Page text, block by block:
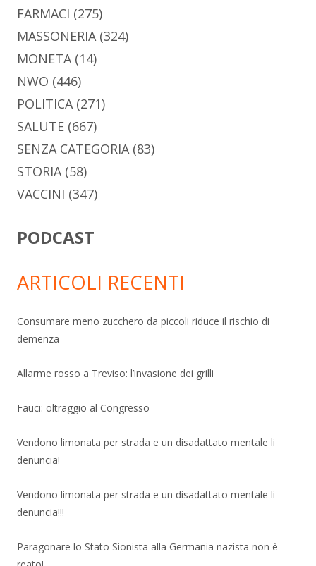
FARMACI (275)
MASSONERIA(324)
MONETA(14)
NWO (446)
POLITICA(271)
SALUTE (667)
SENZA CATEGORIA(83)
STORIA(58)
VACCINI (347)
PODCAST
ARTICOLI RECENTI
Consumare meno zucchero da piccoli riduce il rischio di
demenza
Allarme rosso a Treviso: l’invasione dei grilli
Fauci: oltraggio al Congresso
Vendono limonata per strada e un disadattato mentale li
denuncia!
Vendono limonata per strada e un disadattato mentale li
denuncia!!!
Paragonare lo Stato Sionista alla Germania nazista non è